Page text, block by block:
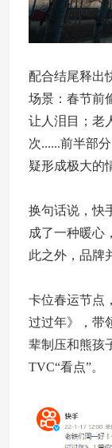
配合结尾释出
场景：春节前
让人泪目；老
次......前半部
疑形成极大的
换句话说，快
成了一种暖心
此之外，品牌
卡位春运节点
过过年》，带
辈制压和熊孩
TVC“看点”。